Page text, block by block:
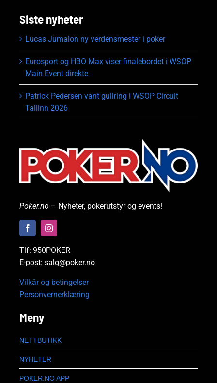
Siste nyheter
Lucas Jumalon ny verdensmester i poker
Eurosport og HBO Max viser finalebordet i WSOP
Main Event direkte
Patrick Pedersen vant gullring i WSOP Circuit
Tallinn 2026
Poker.no – Nyheter, pokerutstyr og events!
Tlf: 950POKER
E-post: salg@poker.no
Vilkår og betingelser
Personvernerklæring
Meny
NETTBUTIKK
NYHETER
POKER.NO APP